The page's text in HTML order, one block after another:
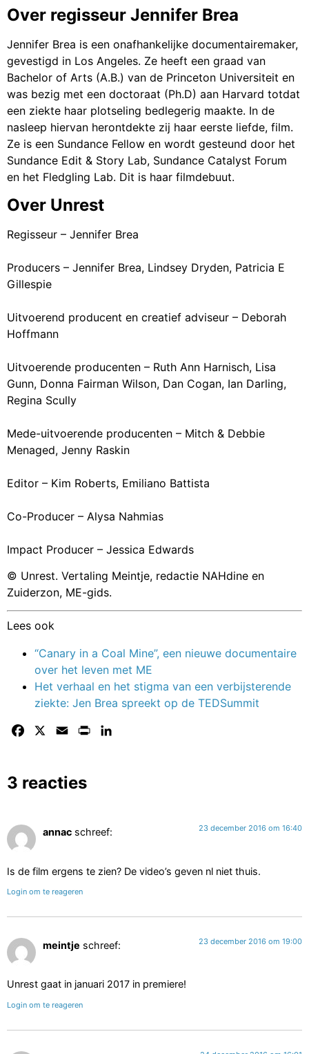
Over regisseur Jennifer Brea
Jennifer Brea is een onafhankelijke documentairemaker,
gevestigd in Los Angeles. Ze heeft een graad van
Bachelor of Arts (A.B.) van de Princeton Universiteit en
was bezig met een doctoraat (Ph.D) aan Harvard totdat
een ziekte haar plotseling bedlegerig maakte. In de
nasleep hiervan herontdekte zij haar eerste liefde, film.
Ze is een Sundance Fellow en wordt gesteund door het
Sundance Edit & Story Lab, Sundance Catalyst Forum
en het Fledgling Lab. Dit is haar filmdebuut.
Over Unrest
Regisseur – Jennifer Brea
Producers – Jennifer Brea, Lindsey Dryden, Patricia E
Gillespie
Uitvoerend producent en creatief adviseur – Deborah
Hoffmann
Uitvoerende producenten – Ruth Ann Harnisch, Lisa
Gunn, Donna Fairman Wilson, Dan Cogan, Ian Darling,
Regina Scully
Mede-uitvoerende producenten – Mitch & Debbie
Menaged, Jenny Raskin
Editor – Kim Roberts, Emiliano Battista
Co-Producer – Alysa Nahmias
Impact Producer – Jessica Edwards
© Unrest. Vertaling Meintje, redactie NAHdine en
Zuiderzon, ME-gids.
Lees ook
“Canary in a Coal Mine”, een nieuwe documentaire
over het leven met ME
Het verhaal en het stigma van een verbijsterende
ziekte: Jen Brea spreekt op de TEDSummit
Facebook Email Print
3 reacties
annac schreef: 23 december 2016 om 16:40
Is de film ergens te zien? De video’s geven nl niet thuis.
Login om te reageren
meintje schreef: 23 december 2016 om 19:00
Unrest gaat in januari 2017 in premiere!
Login om te reageren